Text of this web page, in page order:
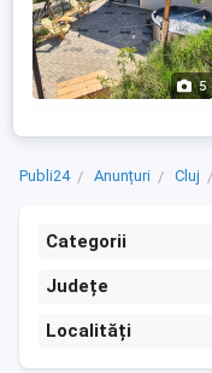
5
Publi24 Anunțuri Cluj
Categorii
Județe
Localități